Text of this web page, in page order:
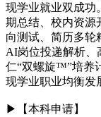
现学业就业双成功
期总结、校内资源
向测试、简历多轮
AI岗位投递解析、
仁“双螺旋™️”培养
现学业职业均衡发
▶【本科申请】